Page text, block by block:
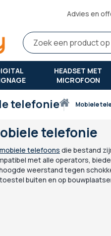
Advies en
HEADSET MET
MICROFOON
Thuismobiele
telefonie
telefonie
mobiele telefoons die bestand
met alle operators,
weerstand tegen
buiten en op